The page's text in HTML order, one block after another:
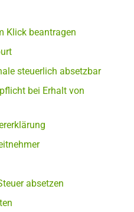
Klick beantragen
steuerlich absetzbar
bei Erhalt von
absetzen